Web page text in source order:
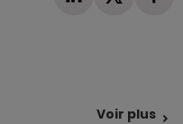
Voir plus